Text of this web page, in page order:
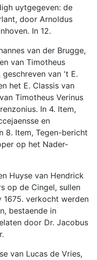
uytgegeven: de
door Arnoldus
In 12.
van der Brugge,
van Timotheus
van 't E.
het E. Classis van
Timotheus Verinus
In 4. Item,
en
8. Item, Tegen-bericht
op het Nader-
Huyse van Hendrick
op de Cingel, sullen
1675. verkocht werden
bestaende in
door Dr. Jacobus
van Lucas de Vries,